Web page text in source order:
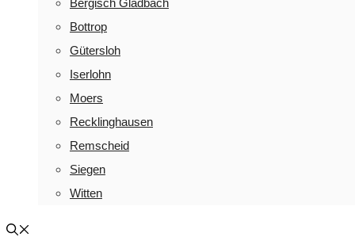
Bergisch Gladbach
Bottrop
Gütersloh
Iserlohn
Moers
Recklinghausen
Remscheid
Siegen
Witten